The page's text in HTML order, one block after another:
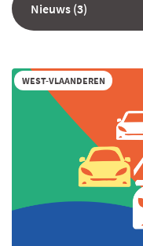
Nieuws (3)
WEST-VLAANDEREN